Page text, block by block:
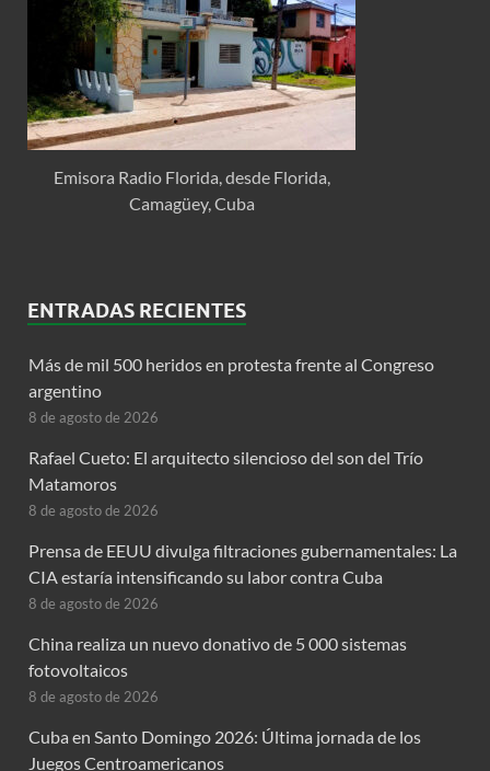
Emisora Radio Florida, desde Florida,
Camagüey, Cuba
ENTRADAS RECIENTES
Más de mil 500 heridos en protesta frente al Congreso
argentino
8 de agosto de 2026
Rafael Cueto: El arquitecto silencioso del son del Trío
Matamoros
8 de agosto de 2026
Prensa de EEUU divulga filtraciones gubernamentales: La
CIA estaría intensificando su labor contra Cuba
8 de agosto de 2026
China realiza un nuevo donativo de 5 000 sistemas
fotovoltaicos
8 de agosto de 2026
Cuba en Santo Domingo 2026: Última jornada de los
Juegos Centroamericanos